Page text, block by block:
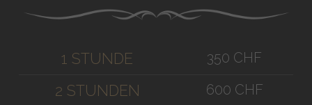
1 STUNDE 350 CHF
2 STUNDEN 600 CHF